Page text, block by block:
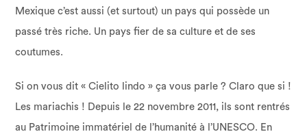
Mexique c’est aussi (et surtout) un pays qui possède un
passé très riche. Un pays fier de sa culture et de ses
coutumes.
Si on vous dit « Cielito lindo » ça vous parle ? Claro que si !
Les mariachis ! Depuis le 22 novembre 2011, ils sont rentrés
au Patrimoine immatériel de l’humanité à l’UNESCO. En